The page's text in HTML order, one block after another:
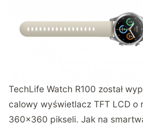
TechLife Watch R100 został
calowy wyświetlacz TFT LCD o
360×360 pikseli. Jak na